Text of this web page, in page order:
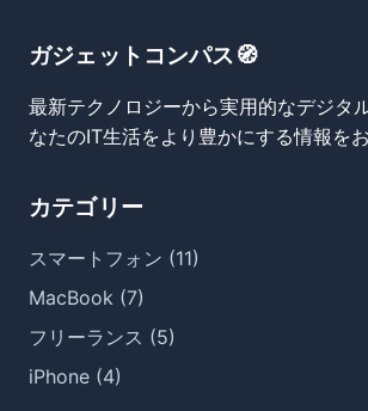
ガジェットコンパス🧭
最新テクノロジーから実用的なデジタ
なたのIT生活をより豊かにする情報を
カテゴリー
スマートフォン (11)
MacBook (7)
フリーランス (5)
iPhone (4)